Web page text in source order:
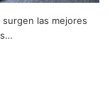
las mejores